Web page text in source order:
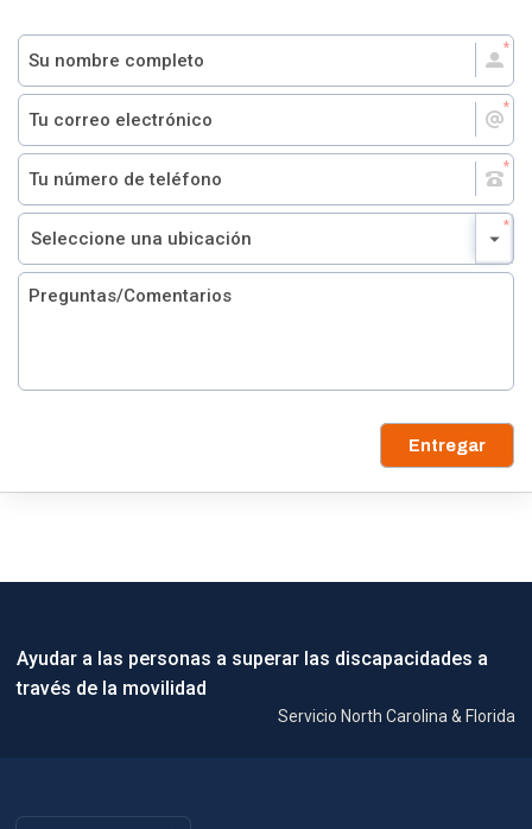
Entregar
Ayudar a las personas a superar las discapacidades a
través de la movilidad
Servicio North Carolina & Florida